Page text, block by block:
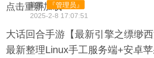
点击重新加载
龍戰
『管理员』
2025-2-8 17:07:51
大话回合手游【最新引擎之缥缈西
最新整理Linux手工服务端+安卓